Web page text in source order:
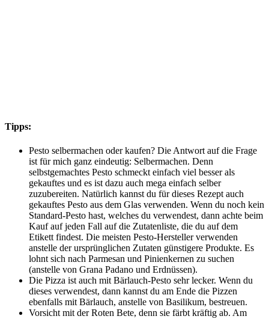
Tipps:
Pesto selbermachen oder kaufen? Die Antwort auf die Frage
ist für mich ganz eindeutig: Selbermachen. Denn
selbstgemachtes Pesto schmeckt einfach viel besser als
gekauftes und es ist dazu auch mega einfach selber
zuzubereiten. Natürlich kannst du für dieses Rezept auch
gekauftes Pesto aus dem Glas verwenden. Wenn du noch kein
Standard-Pesto hast, welches du verwendest, dann achte beim
Kauf auf jeden Fall auf die Zutatenliste, die du auf dem
Etikett findest. Die meisten Pesto-Hersteller verwenden
anstelle der ursprünglichen Zutaten günstigere Produkte. Es
lohnt sich nach Parmesan und Pinienkernen zu suchen
(anstelle von Grana Padano und Erdnüssen).
Die Pizza ist auch mit Bärlauch-Pesto sehr lecker. Wenn du
dieses verwendest, dann kannst du am Ende die Pizzen
ebenfalls mit Bärlauch, anstelle von Basilikum, bestreuen.
Vorsicht mit der Roten Bete, denn sie färbt kräftig ab. Am